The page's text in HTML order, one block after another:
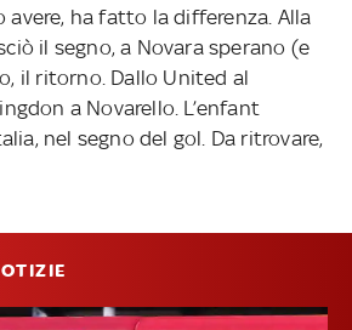
ha fatto la differenza. Alla
il segno, a Novara sperano (e
il ritorno. Dallo United al
a Novarello. L’enfant
nel segno del gol. Da ritrovare,